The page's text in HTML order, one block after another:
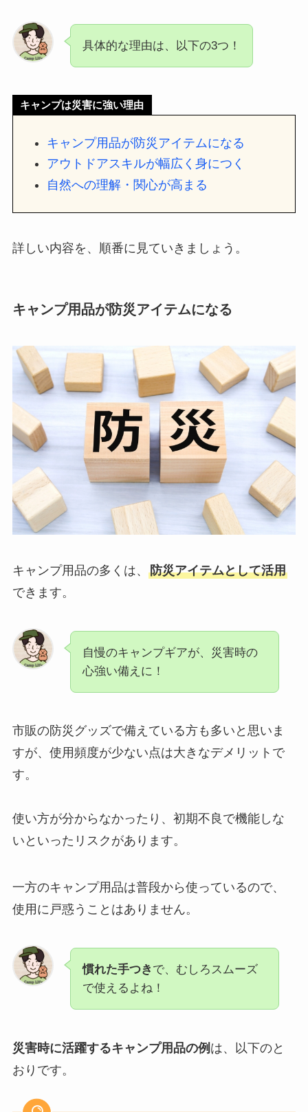
具体的な理由は、以下の3つ！
キャンプは災害に強い理由
キャンプ用品が防災アイテムになる
アウトドアスキルが幅広く身につく
自然への理解・関心が高まる
詳しい内容を、順番に見ていきましょう。
キャンプ用品が防災アイテムになる
キャンプ用品の多くは、 防災アイテムとして活用
できます。
自慢のキャンプギアが、災害時の
心強い備えに！
市販の防災グッズで備えている方も多いと思いま
すが、使用頻度が少ない点は大きなデメリットで
す。
使い方が分からなかったり、初期不良で機能しな
いといったリスクがあります。
一方のキャンプ用品は普段から使っているので、
使用に戸惑うことはありません。
慣れた手つき で、むしろスムーズ
で使えるよね！
災害時に活躍するキャンプ用品の例 は、以下のと
おりです。